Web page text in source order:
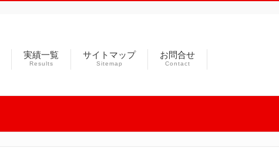
実績一覧
Results
サイトマップ
Sitemap
お問合せ
Contact